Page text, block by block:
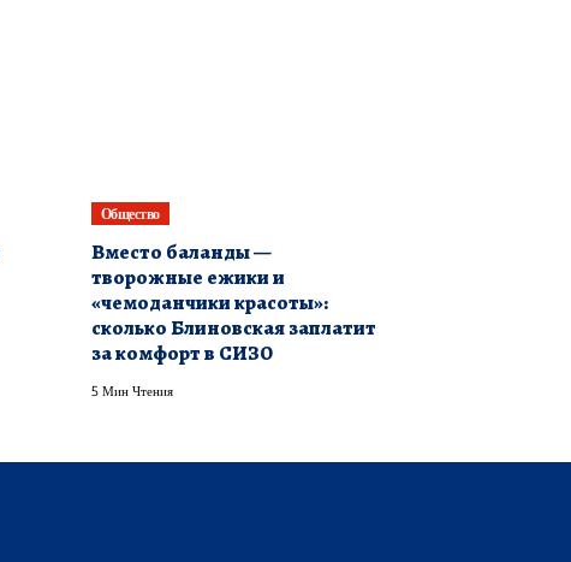
Общество
Вместо баланды —
творожные ежики и
«чемоданчики красоты»:
сколько Блиновская заплатит
за комфорт в СИЗО
5 Мин Чтения